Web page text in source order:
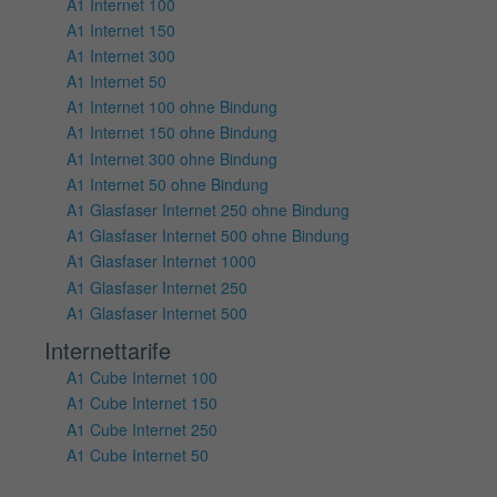
A1 Internet 150
A1 Internet 300
A1 Internet 50
A1 Internet 100 ohne Bindung
A1 Internet 150 ohne Bindung
A1 Internet 300 ohne Bindung
A1 Internet 50 ohne Bindung
A1 Glasfaser Internet 250 ohne Bindung
A1 Glasfaser Internet 500 ohne Bindung
A1 Glasfaser Internet 1000
A1 Glasfaser Internet 250
A1 Glasfaser Internet 500
Internettarife
A1 Cube Internet 100
A1 Cube Internet 150
A1 Cube Internet 250
A1 Cube Internet 50